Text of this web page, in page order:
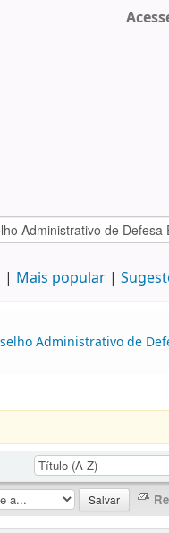
Mais popular
Administrativo de